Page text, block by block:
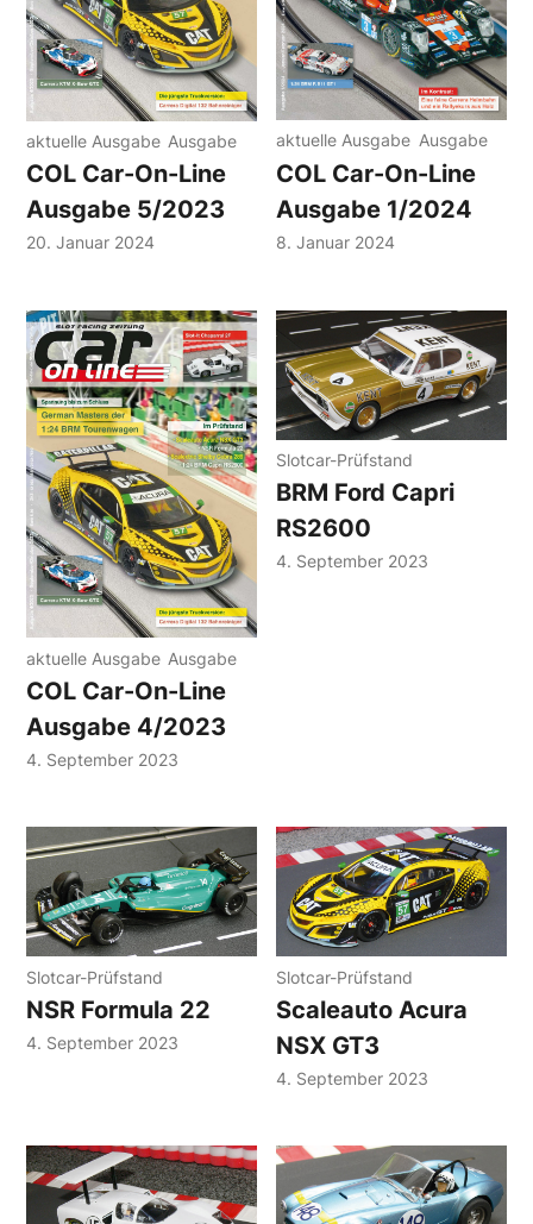
aktuelle Ausgabe Ausgabe
COL Car-On-Line
Ausgabe 5/2023
20. Januar 2024
aktuelle Ausgabe Ausgabe
COL Car-On-Line
Ausgabe 1/2024
8. Januar 2024
aktuelle Ausgabe Ausgabe
COL Car-On-Line
Ausgabe 4/2023
4. September 2023
Slotcar-Prüfstand
BRM Ford Capri
RS2600
4. September 2023
Slotcar-Prüfstand
NSR Formula 22
4. September 2023
Slotcar-Prüfstand
Scaleauto Acura
NSX GT3
4. September 2023